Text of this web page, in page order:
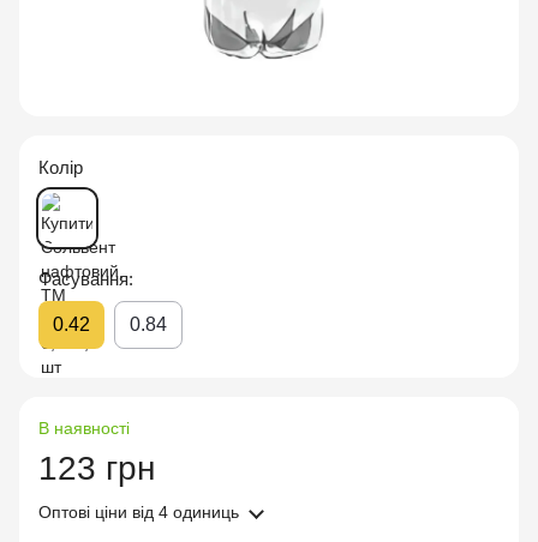
Колір
Фасування:
0.42 0.84
В наявності
123 грн
Оптові ціни від 4 одиниць